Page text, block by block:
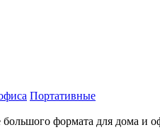
Портативные
большого формата для дома и